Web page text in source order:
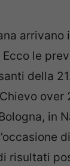
arrivano
le
della
over
in
risultati